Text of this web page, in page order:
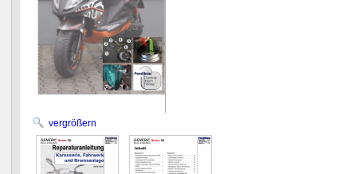
vergrößern